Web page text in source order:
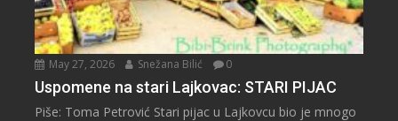
May 27, 2026 Snežana Bilić 0
Uspomene na stari Lajkovac: STARI PIJAC
Piše: Toma Petrović Stari pijac u Lajkovcu bio je mnogo